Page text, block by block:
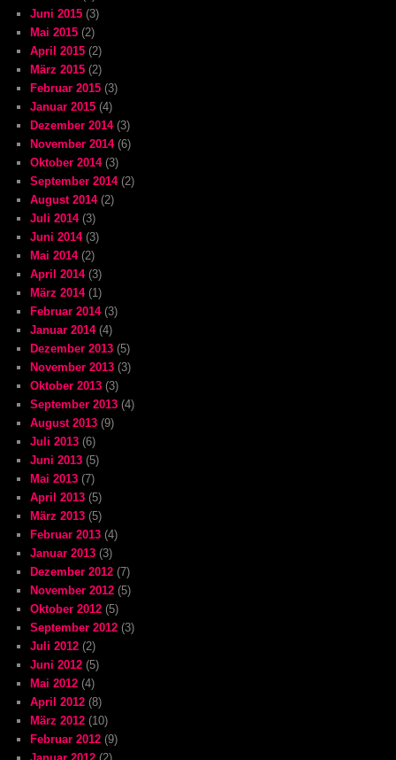
Juni 2015 (3)
Mai 2015 (2)
April 2015 (2)
März 2015 (2)
Februar 2015 (3)
Januar 2015 (4)
Dezember 2014(3)
November 2014(6)
Oktober 2014(3)
September 2014(2)
August 2014(2)
Juli 2014(3)
Juni 2014(3)
Mai 2014(2)
April 2014(3)
März 2014(1)
Februar 2014(3)
Januar 2014(4)
Dezember 2013 (5)
November 2013 (3)
Oktober 2013 (3)
September 2013 (4)
August 2013 (9)
Juli 2013 (6)
Juni 2013 (5)
Mai 2013 (7)
April 2013 (5)
März 2013 (5)
Februar 2013 (4)
Januar 2013 (3)
Dezember 2012 (7)
November 2012 (5)
Oktober 2012 (5)
September 2012 (3)
Juli 2012 (2)
Juni 2012 (5)
Mai 2012 (4)
April 2012 (8)
März 2012 (10)
Februar 2012 (9)